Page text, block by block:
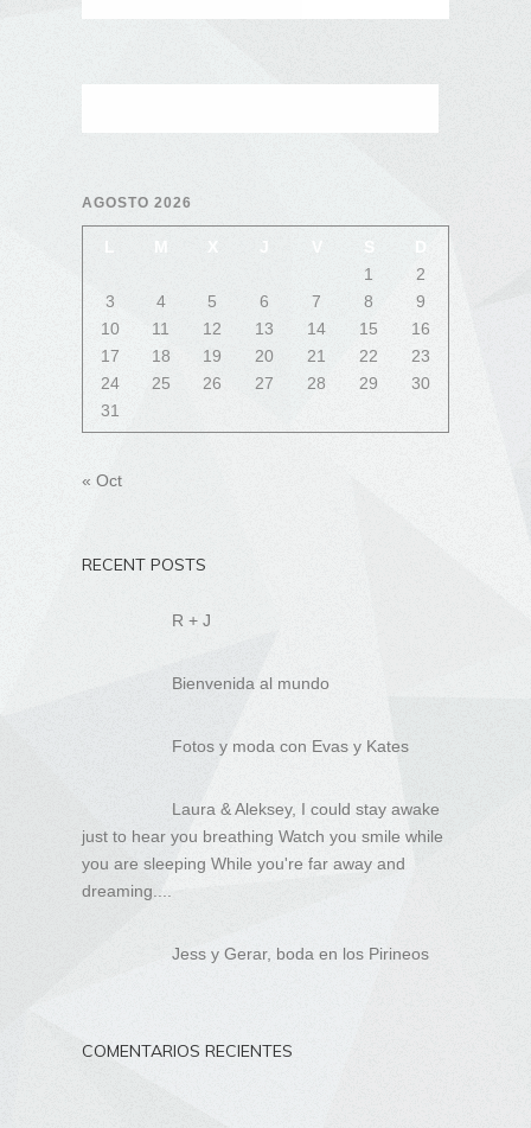
AGOSTO 2026
M X J S
1
2
3
4 5 6 7 8
9
10
11 12 13 14 15
16
17
18 19 20 21 22
23
24
25 26 27 28 29
30
31
« Oct
RECENT POSTS
R + J
Bienvenida al mundo
Fotos y moda con Evas y Kates
Laura & Aleksey, I could stay awake
just to hear you breathing Watch you smile while
you are sleeping While you're far away and
dreaming....
Jess y Gerar, boda en los Pirineos
COMENTARIOS RECIENTES